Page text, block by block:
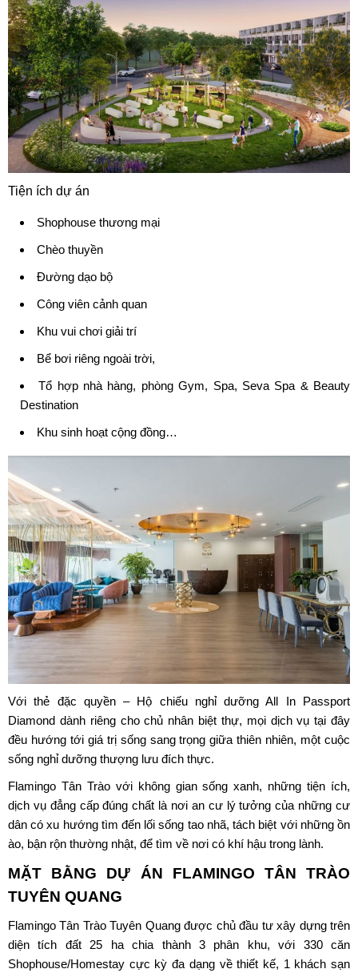
Tiện ích dự án
Shophouse thương mại
Chèo thuyền
Đường dạo bộ
Công viên cảnh quan
Khu vui chơi giải trí
Bể bơi riêng ngoài trời,
Tổ hợp nhà hàng, phòng Gym, Spa, Seva Spa & Beauty
Destination
Khu sinh hoạt cộng đồng…
Với thẻ đặc quyền – Hộ chiếu nghỉ dưỡng All In Passport
Diamond dành riêng cho chủ nhân biệt thự, mọi dịch vụ tại đây
đều hướng tới giá trị sống sang trọng giữa thiên nhiên, một cuộc
sống nghỉ dưỡng thượng lưu đích thực.
Flamingo Tân Tràovới không gian sống xanh, những tiện ích,
dịch vụ đẳng cấp đúng chất là nơi an cư lý tưởng của những cư
dân có xu hướng tìm đến lối sống tao nhã, tách biệt với những ồn
ào, bận rộn thường nhật, để tìm về nơi có khí hậu trong lành.
MẶT BẰNG DỰ ÁN FLAMINGO TÂN TRÀO
TUYÊN QUANG
Flamingo Tân Trào Tuyên Quang được chủ đầu tư xây dựng trên
diện tích đất 25 ha chia thành 3 phân khu, với 330 căn
Shophouse/Homestay cực kỳ đa dạng về thiết kế, 1 khách sạn